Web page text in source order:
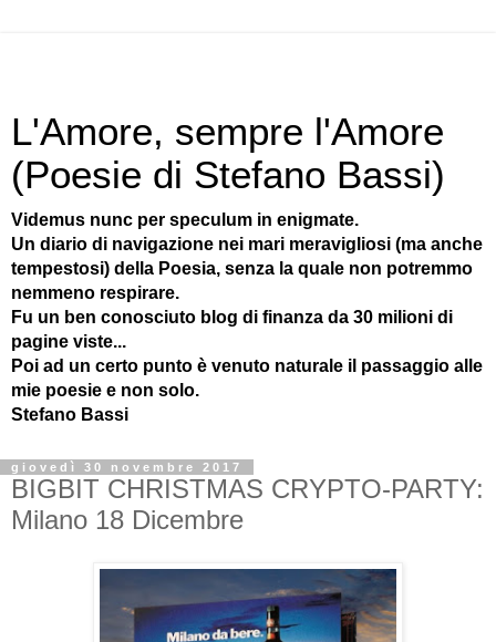
L'Amore, sempre l'Amore
(Poesie di Stefano Bassi)
Videmus nunc per speculum in enigmate.
Un diario di navigazione nei mari meravigliosi (ma anche
tempestosi) della Poesia, senza la quale non potremmo
nemmeno respirare.
Fu un ben conosciuto blog di finanza da 30 milioni di
pagine viste...
Poi ad un certo punto è venuto naturale il passaggio alle
mie poesie e non solo.
Stefano Bassi
giovedì 30 novembre 2017
BIGBIT CHRISTMAS CRYPTO-PARTY:
Milano 18 Dicembre